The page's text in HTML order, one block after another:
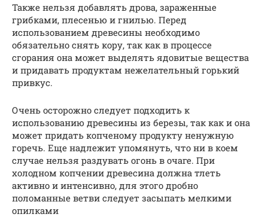
Также нельзя добавлять дрова, зараженные
грибками, плесенью и гнилью. Перед
использованием древесины необходимо
обязательно снять кору, так как в процессе
сгорания она может выделять ядовитые вещества
и придавать продуктам нежелательный горький
привкус.
Очень осторожно следует подходить к
использованию древесины из березы, так как и она
может придать копченому продукту ненужную
горечь. Еще надлежит упомянуть, что ни в коем
случае нельзя раздувать огонь в очаге. При
холодном копчении древесина должна тлеть
активно и интенсивно, для этого дробно
поломанные ветви следует засыпать мелкими
опилками